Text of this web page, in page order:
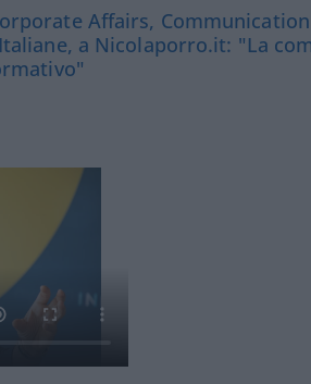
Affairs,
a Nicolaporro.it: "La